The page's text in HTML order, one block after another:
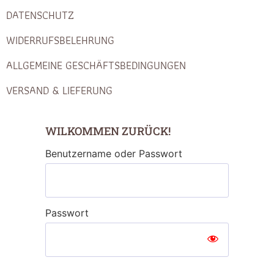
DATENSCHUTZ
WIDERRUFSBELEHRUNG
ALLGEMEINE GESCHÄFTSBEDINGUNGEN
VERSAND & LIEFERUNG
WILKOMMEN ZURÜCK!
Benutzername oder Passwort
Passwort